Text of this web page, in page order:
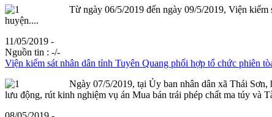
Từ ngày 06/5/2019 đến ngày 09/5/2019, Viện kiểm
huyện....
11/05/2019 -
Nguồn tin : -/-
Viện kiểm sát nhân dân tỉnh Tuyên Quang phối hợp tổ chức phiên
Ngày 07/5/2019, tại Ủy ban nhân dân xã Thái
lưu động, rút kinh nghiệm vụ án Mua bán trái phép chất ma túy và